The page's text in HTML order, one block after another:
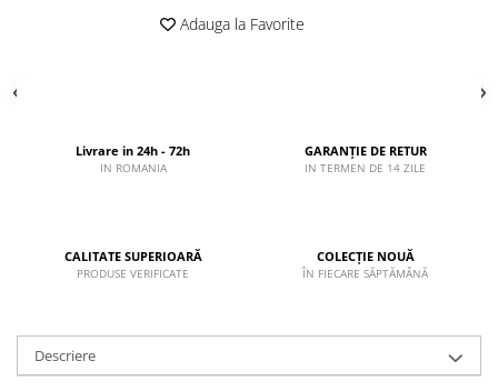
Adauga la Favorite
Livrare in 24h - 72h
IN ROMANIA
GARANȚIE DE RETUR
IN TERMEN DE 14 ZILE
CALITATE SUPERIOARĂ
PRODUSE VERIFICATE
COLECȚIE NOUĂ
ÎN FIECARE SĂPTĂMÂNĂ
Descriere